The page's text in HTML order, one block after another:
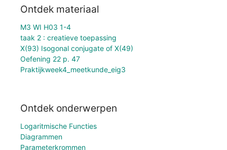
Ontdek materiaal
M3 WI H03 1-4
taak 2 : creatieve toepassing
X(93) Isogonal conjugate of X(49)
Oefening 22 p. 47
Praktijkweek4_meetkunde_eig3
Ontdek onderwerpen
Logaritmische Functies
Diagrammen
Parameterkrommen